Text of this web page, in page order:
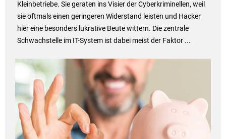
Kleinbetriebe. Sie geraten ins Visier der Cyberkriminellen, weil
sie oftmals einen geringeren Widerstand leisten und Hacker
hier eine besonders lukrative Beute wittern. Die zentrale
Schwachstelle im IT-System ist dabei meist der Faktor ...